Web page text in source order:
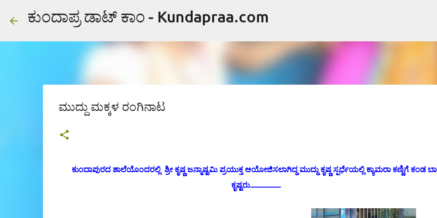
ಕುಂದಾಪ್ರ ಡಾಟ್ ಕಾಂ - Kundapraa.com
ಮುದ್ದು ಮಕ್ಕಳ ರಂಗಿನಾಟ
ಕುಂದಾಪುರದ ಶಾಲೆಯೊಂದರಲ್ಲಿ ಶ್ರೀ ಕೃಷ್ಣ ಜನ್ಮಾಷ್ಟಮಿ ಪ್ರಯುಕ್ತ ಆಯೋಜಿಸಲಾಗಿದ್ದ ಮುದ್ದು ಕೃಷ್ಣ ಸ್ಪರ್ಧೆಯಲ್ಲಿ ಕ್ಯಾಮರಾ ಕಣ್ಣಿಗೆ ಕಂಡ
ಕೃಷ್ಟರು.....................